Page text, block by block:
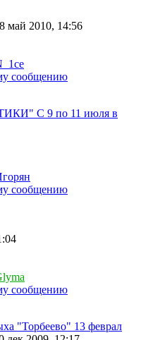
май 2010, 14:56
С 9 по 11 июля в
"Торбеево" 13 феврал